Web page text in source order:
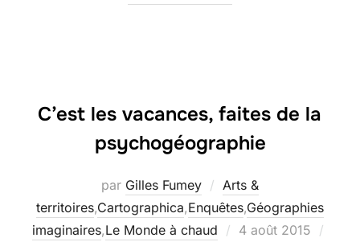
C’est les vacances, faites de la
psychogéographie
par Gilles Fumey
Arts &
territoires,Cartographica,Enquêtes,Géographies
imaginaires,Le Monde à chaud
Publié
4 août 2015